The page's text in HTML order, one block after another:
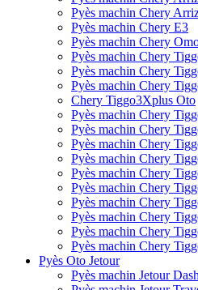
Pyès machin Chery
Pyès machin Chery E3
Pyès machin Chery
Pyès machin Chery
Pyès machin Chery
Pyès machin Chery
Chery Tiggo3Xplus Oto
Pyès machin Chery
Pyès machin Chery
Pyès machin Chery
Pyès machin Chery
Pyès machin Chery
Pyès machin Chery
Pyès machin Chery
Pyès machin Chery
Pyès machin Chery
Pyès machin Chery
Pyès Oto Jetour
Pyès machin Jetour